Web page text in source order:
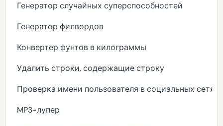
Генератор случайных суперспособностей
Генератор филвордов
Конвертер фунтов в килограммы
Удалить строки, содержащие строку
Проверка имени пользователя в социальных сетях
MP3-лупер